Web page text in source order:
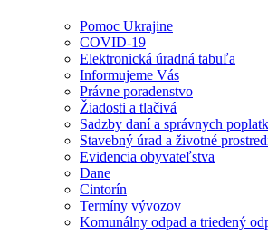
Pomoc Ukrajine
COVID-19
Elektronická úradná tabuľa
Informujeme Vás
Právne poradenstvo
Žiadosti a tlačivá
Sadzby daní a správnych
Stavebný úrad a životné
Evidencia obyvateľstva
Dane
Cintorín
Termíny vývozov
Komunálny odpad a triedený